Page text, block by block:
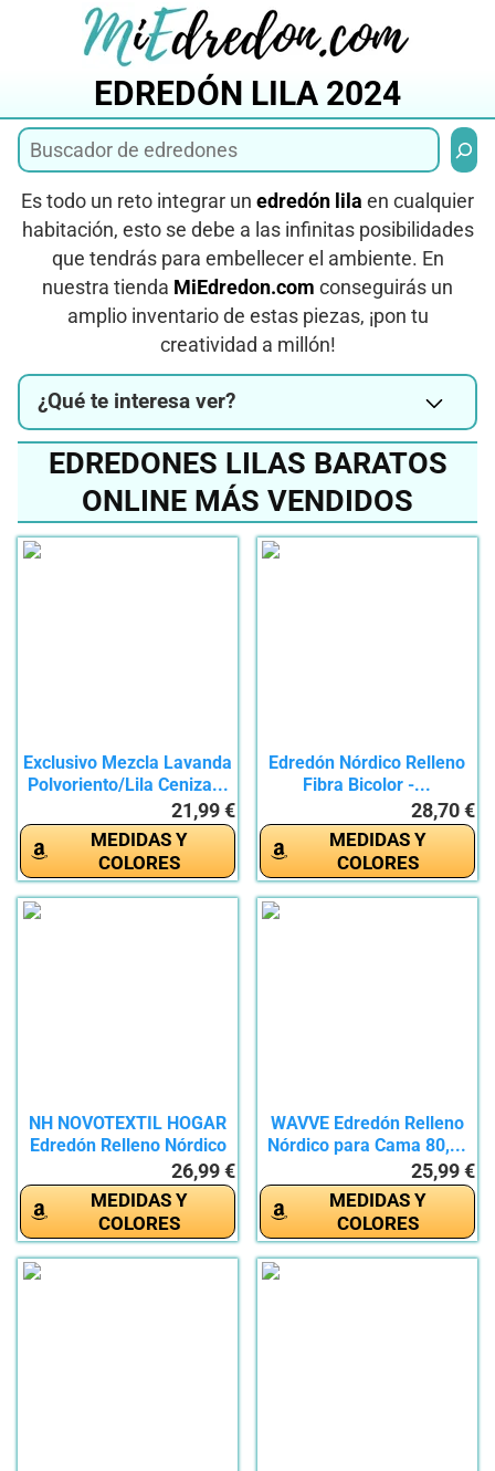
EDREDÓN LILA 2024
Es todo un reto integrar un edredón lila en cualquier
habitación, esto se debe a las infinitas posibilidades
que tendrás para embellecer el ambiente. En
nuestra tienda MiEdredon.com conseguirás un
amplio inventario de estas piezas, ¡pon tu
creatividad a millón!
¿Qué te interesa ver?
EDREDONES LILAS BARATOS
ONLINE MÁS VENDIDOS
Exclusivo Mezcla Lavanda
Polvoriento/Lila Ceniza...
21,99 €
MEDIDAS Y
COLORES
Edredón Nórdico Relleno
Fibra Bicolor -...
28,70 €
MEDIDAS Y
COLORES
NH NOVOTEXTIL HOGAR
Edredón Relleno Nórdico
26,99 €
MEDIDAS Y
COLORES
WAVVE Edredón Relleno
Nórdico para Cama 80,...
25,99 €
MEDIDAS Y
COLORES